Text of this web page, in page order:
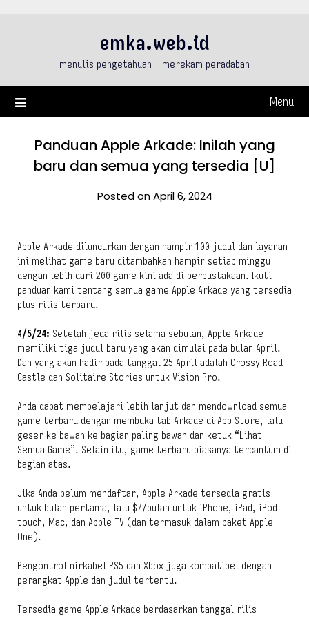
emka.web.id
menulis pengetahuan – merekam peradaban
Menu
Panduan Apple Arkade: Inilah yang
baru dan semua yang tersedia [U]
Posted on April 6, 2024
Apple Arkade diluncurkan dengan hampir 100 judul dan layanan
ini melihat game baru ditambahkan hampir setiap minggu
dengan lebih dari 200 game kini ada di perpustakaan. Ikuti
panduan kami tentang semua game Apple Arkade yang tersedia
plus rilis terbaru.
4/5/24: Setelah jeda rilis selama sebulan, Apple Arkade
memiliki tiga judul baru yang akan dimulai pada bulan April.
Dan yang akan hadir pada tanggal 25 April adalah Crossy Road
Castle dan Solitaire Stories untuk Vision Pro.
Anda dapat mempelajari lebih lanjut dan mendownload semua
game terbaru dengan membuka tab Arkade di App Store, lalu
geser ke bawah ke bagian paling bawah dan ketuk “Lihat
Semua Game”. Selain itu, game terbaru biasanya tercantum di
bagian atas.
Jika Anda belum mendaftar, Apple Arkade tersedia gratis
untuk bulan pertama, lalu $7/bulan untuk iPhone, iPad, iPod
touch, Mac, dan Apple TV (dan termasuk dalam paket Apple
One).
Pengontrol nirkabel PS5 dan Xbox juga kompatibel dengan
perangkat Apple dan judul tertentu.
Tersedia game Apple Arkade berdasarkan tanggal rilis